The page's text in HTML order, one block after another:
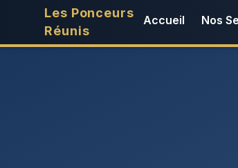
Les Ponceurs
Réunis
Accueil Nos